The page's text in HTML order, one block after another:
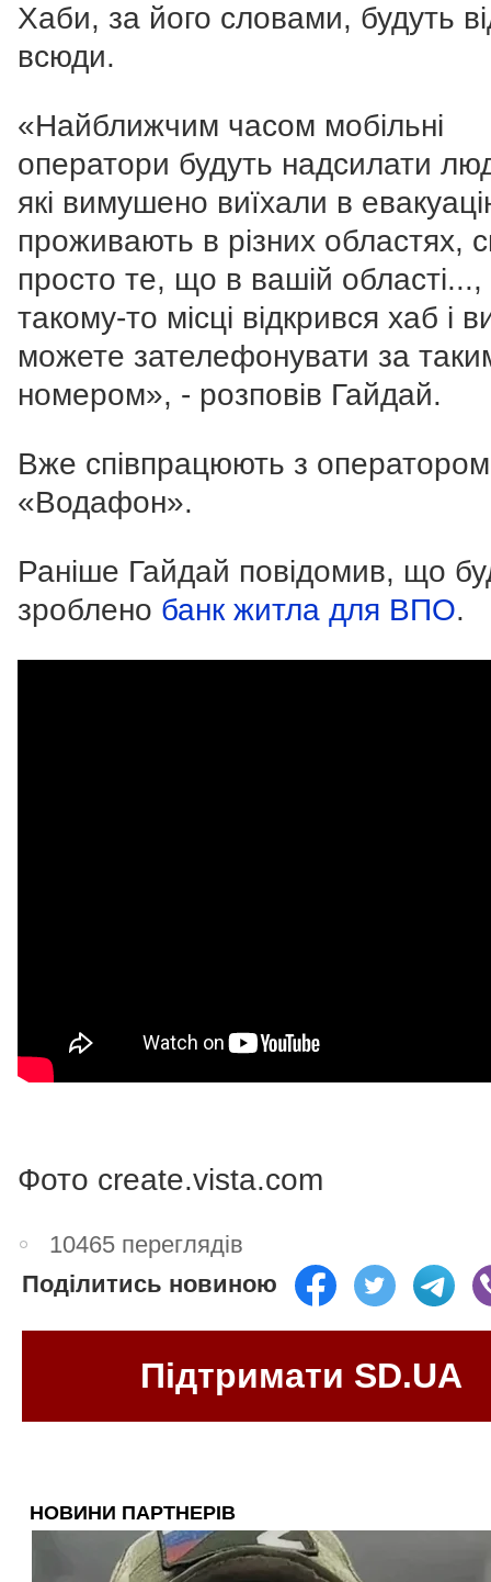
Хаби, за його словами, будуть
всюди.
«Найближчим часом мобільні
оператори будуть надсилати
які вимушено виїхали в
проживають в різних областях,
просто те, що в вашій області...,
такому-то місці відкрився хаб і
можете зателефонувати за
номером», - розповів Гайдай.
Вже співпрацюють з оператором
«Водафон».
Раніше Гайдай повідомив, що
зроблено банк житла для ВПО.
Фото create.vista.com
10465 переглядів
Поділитись новиною
Підтримати SD.UA